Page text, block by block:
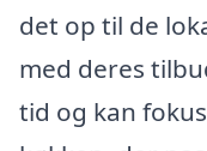
det op til de
med deres
tid og kan